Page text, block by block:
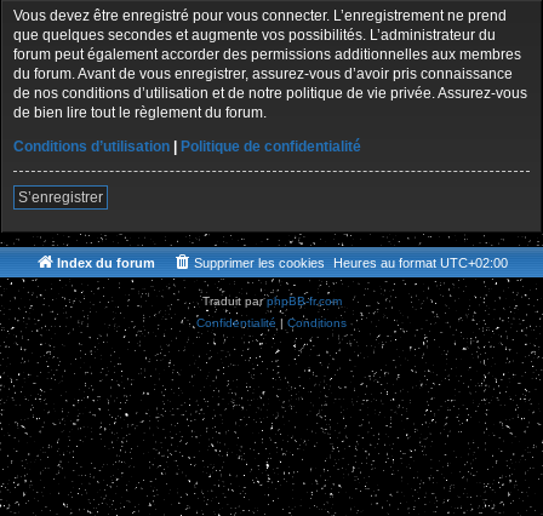
Vous devez être enregistré pour vous connecter. L’enregistrement ne prend
que quelques secondes et augmente vos possibilités. L’administrateur du
forum peut également accorder des permissions additionnelles aux membres
du forum. Avant de vous enregistrer, assurez-vous d’avoir pris connaissance
de nos conditions d’utilisation et de notre politique de vie privée. Assurez-vous
de bien lire tout le règlement du forum.
Conditions d’utilisation
Politique de confidentialité
S’enregistrer
Index du forum Heures au format UTC+02:00
Supprimer les cookies
Traduit parphpBB-fr.com
Confidentialité
Conditions